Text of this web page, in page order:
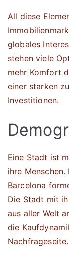
All diese
globales
stehen viele
mehr Komfort
einer starken
Investitionen.
Eine Stadt ist
ihre
Barcelona
Die Stadt mit
aus aller Welt
die
Nachfrageseite.